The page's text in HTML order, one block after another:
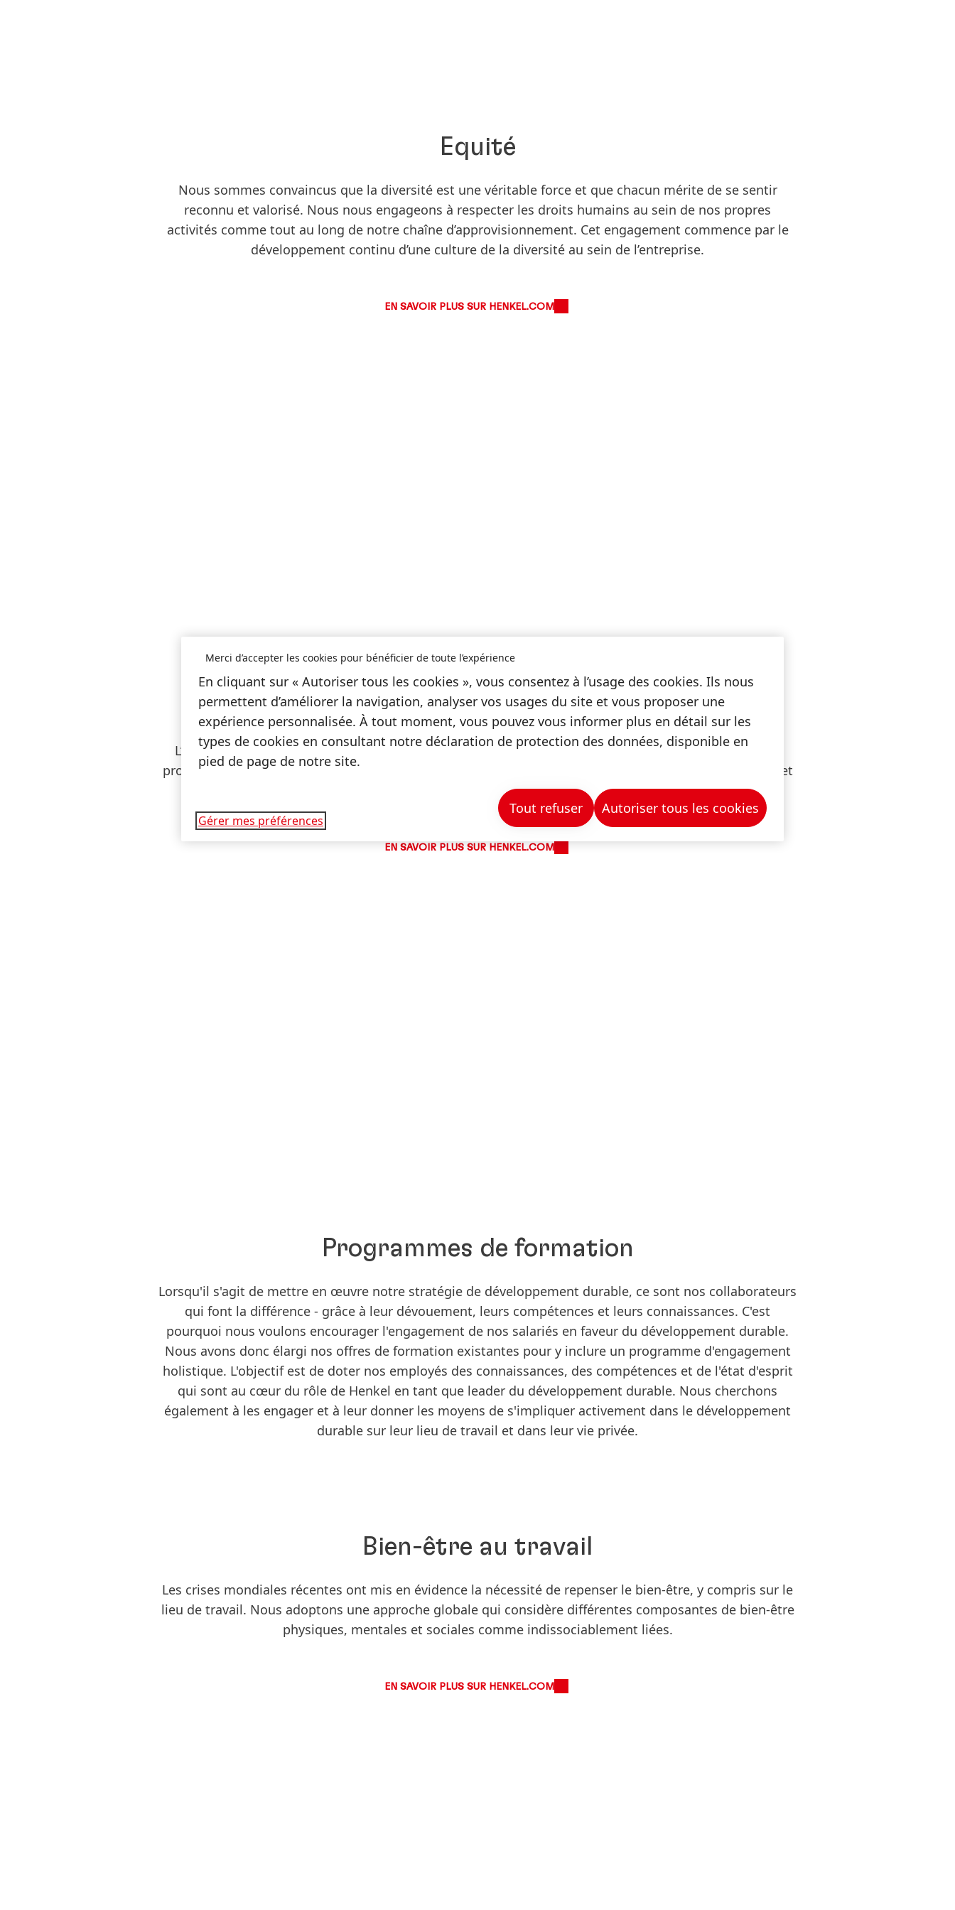
Equité
Nous sommes convaincus que la diversité est une véritable force et que chacun mérite de se sentir
reconnu et valorisé. Nous nous engageons à respecter les droits humains au sein de nos propres
activités comme tout au long de notre chaîne d’approvisionnement. Cet engagement commence par le
développement continu d’une culture de la diversité au sein de l’entreprise.
EN SAVOIR PLUS SUR HENKEL.COM
Formation
L’éducation et la formation sont des puissants moteurs de changement. Nous investissons dans des
programmes innovants qui développent les connaissances et les compétences de nos collaborateurs, et
qui bénéficient à nos clients et aux communautés des territoires où nous opérons.
EN SAVOIR PLUS SUR HENKEL.COM
Programmes de formation
Lorsqu'il s'agit de mettre en œuvre notre stratégie de développement durable, ce sont nos collaborateurs
qui font la différence - grâce à leur dévouement, leurs compétences et leurs connaissances. C'est
pourquoi nous voulons encourager l'engagement de nos salariés en faveur du développement durable.
Nous avons donc élargi nos offres de formation existantes pour y inclure un programme d'engagement
holistique. L'objectif est de doter nos employés des connaissances, des compétences et de l'état d'esprit
qui sont au cœur du rôle de Henkel en tant que leader du développement durable. Nous cherchons
également à les engager et à leur donner les moyens de s'impliquer activement dans le développement
durable sur leur lieu de travail et dans leur vie privée.
Bien-être au travail
Les crises mondiales récentes ont mis en évidence la nécessité de repenser le bien‑être, y compris sur le
lieu de travail. Nous adoptons une approche globale qui considère différentes composantes de bien-être
physiques, mentales et sociales comme indissociablement liées.
EN SAVOIR PLUS SUR HENKEL.COM
Merci d’accepter les cookies pour bénéficier de toute l’expérience
En cliquant sur « Autoriser tous les cookies », vous consentez à l’usage des cookies. Ils nous
permettent d’améliorer la navigation, analyser vos usages du site et vous proposer une
expérience personnalisée. À tout moment, vous pouvez vous informer plus en détail sur les
types de cookies en consultant notre déclaration de protection des données, disponible en
pied de page de notre site.
Gérer mes préférences
Tout refuser Autoriser tous les cookies